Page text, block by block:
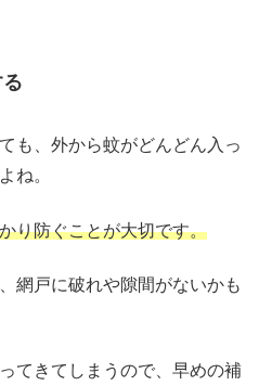
も、外から蚊がどんどん入っ
ね。
り防ぐことが大切です。
網戸に破れや隙間がないかも
てきてしまうので、早めの補